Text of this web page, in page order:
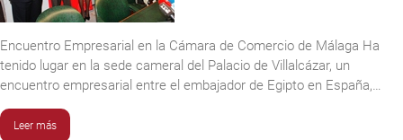
Encuentro Empresarial en la Cámara de Comercio de Málaga Ha
tenido lugar en la sede cameral del Palacio de Villalcázar, un
encuentro empresarial entre el embajador de Egipto en España,…
Leer más